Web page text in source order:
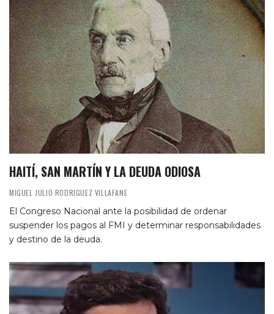
HAITÍ, SAN MARTÍN Y LA DEUDA ODIOSA
MIGUEL JULIO RODRIGUEZ VILLAFANE
El Congreso Nacional ante la posibilidad de ordenar
suspender los pagos al FMI y determinar responsabilidades
y destino de la deuda.